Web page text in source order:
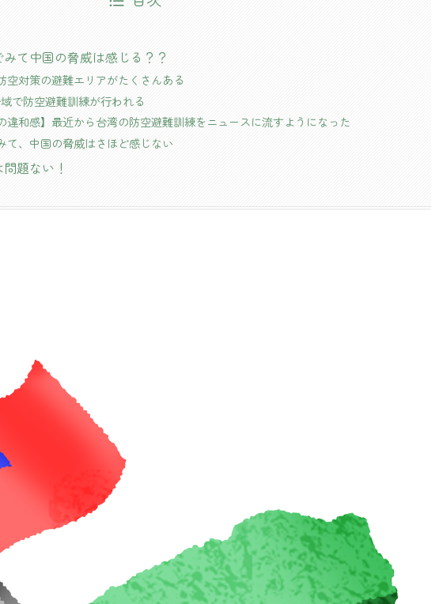
て中国の脅威は感じる？？
空対策の避難エリアがたくさんある
で防空避難訓練が行われる
違和感】最近から台湾の防空避難訓練をニュースに流すようになった
て、中国の脅威はさほど感じない
題ない！